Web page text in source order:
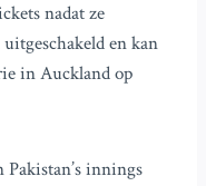
nadat ze
en kan
in Auckland op
innings